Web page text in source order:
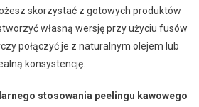
skorzystać z gotowych produktów
własną wersję przy użyciu fusów
połączyć je z naturalnym olejem lub
konsystencję.
stosowania peelingu kawowego